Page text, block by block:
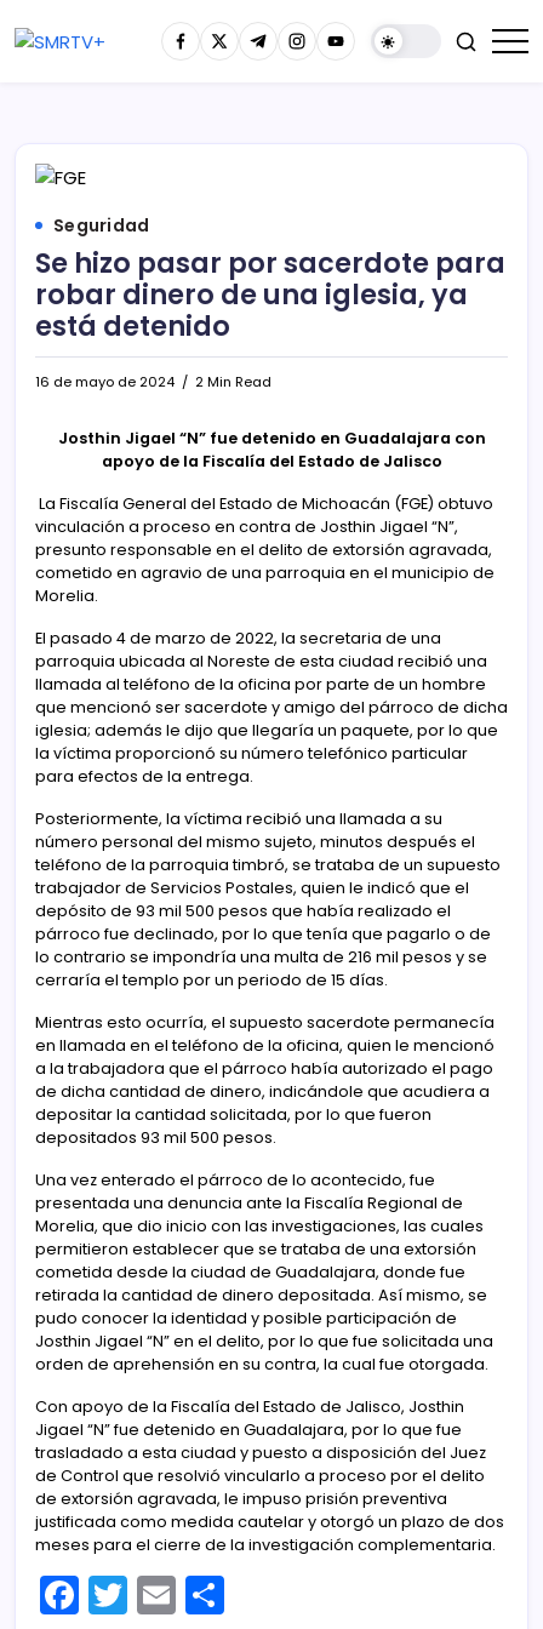
Seguridad
Se hizo pasar por sacerdote para
robar dinero de una iglesia, ya
está detenido
16 de mayo de 2024 2 Min Read
Josthin Jigael “N” fue detenido en Guadalajara con
apoyo de la Fiscalía del Estado de Jalisco
La Fiscalía General del Estado de Michoacán (FGE) obtuvo
vinculación a proceso en contra de Josthin Jigael “N”,
presunto responsable en el delito de extorsión agravada,
cometido en agravio de una parroquia en el municipio de
Morelia.
El pasado 4 de marzo de 2022, la secretaria de una
parroquia ubicada al Noreste de esta ciudad recibió una
llamada al teléfono de la oficina por parte de un hombre
que mencionó ser sacerdote y amigo del párroco de dicha
iglesia; además le dijo que llegaría un paquete, por lo que
la víctima proporcionó su número telefónico particular
para efectos de la entrega.
Posteriormente, la víctima recibió una llamada a su
número personal del mismo sujeto, minutos después el
teléfono de la parroquia timbró, se trataba de un supuesto
trabajador de Servicios Postales, quien le indicó que el
depósito de 93 mil 500 pesos que había realizado el
párroco fue declinado, por lo que tenía que pagarlo o de
lo contrario se impondría una multa de 216 mil pesos y se
cerraría el templo por un periodo de 15 días.
Mientras esto ocurría, el supuesto sacerdote permanecía
en llamada en el teléfono de la oficina, quien le mencionó
a la trabajadora que el párroco había autorizado el pago
de dicha cantidad de dinero, indicándole que acudiera a
depositar la cantidad solicitada, por lo que fueron
depositados 93 mil 500 pesos.
Una vez enterado el párroco de lo acontecido, fue
presentada una denuncia ante la Fiscalía Regional de
Morelia, que dio inicio con las investigaciones, las cuales
permitieron establecer que se trataba de una extorsión
cometida desde la ciudad de Guadalajara, donde fue
retirada la cantidad de dinero depositada. Así mismo, se
pudo conocer la identidad y posible participación de
Josthin Jigael “N” en el delito, por lo que fue solicitada una
orden de aprehensión en su contra, la cual fue otorgada.
Con apoyo de la Fiscalía del Estado de Jalisco, Josthin
Jigael “N” fue detenido en Guadalajara, por lo que fue
trasladado a esta ciudad y puesto a disposición del Juez
de Control que resolvió vincularlo a proceso por el delito
de extorsión agravada, le impuso prisión preventiva
justificada como medida cautelar y otorgó un plazo de dos
meses para el cierre de la investigación complementaria.
F T E